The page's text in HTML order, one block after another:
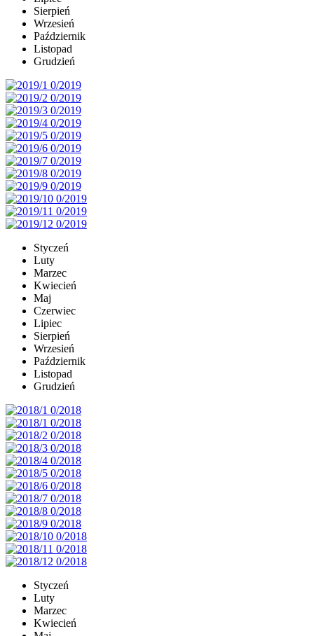
Sierpień
Wrzesień
Październik
Listopad
Grudzień
Styczeń
Luty
Marzec
Kwiecień
Maj
Czerwiec
Lipiec
Sierpień
Wrzesień
Październik
Listopad
Grudzień
Styczeń
Luty
Marzec
Kwiecień